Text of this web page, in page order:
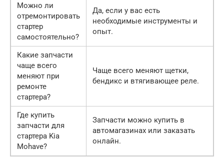
Можно ли
отремонтировать
стартер
самостоятельно?
Да, если у вас есть
необходимые инструменты и
опыт.
Какие запчасти
чаще всего
меняют при
ремонте
стартера?
Чаще всего меняют щетки,
бендикс и втягивающее реле.
Где купить
запчасти для
стартера Kia
Mohave?
Запчасти можно купить в
автомагазинах или заказать
онлайн.